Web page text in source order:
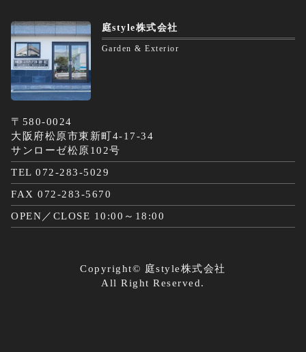
庭style株式会社
Garden & Exterior
〒580-0024
大阪府松原市東新町4-17-34
サンローゼ松原102号
TEL 072-283-5029
FAX 072-283-5670
OPEN／CLOSE 10:00～18:00
Copyright© 庭style株式会社
All Right Reserved.